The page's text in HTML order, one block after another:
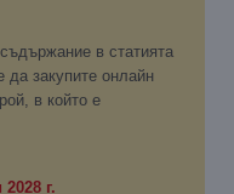
в статията
закупите онлайн
в който е
г.